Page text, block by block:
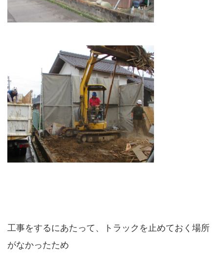
工事をするにあたって、トラックを止めておく場所
がなかったため